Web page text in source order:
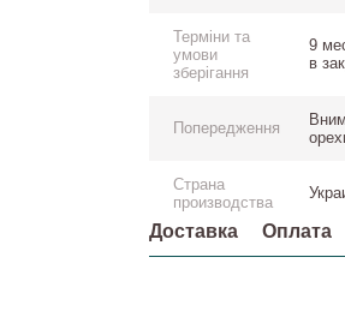
Терміни та
умови
зберігання
9
в
Попередження
Страна
производства
Доставка Оплата